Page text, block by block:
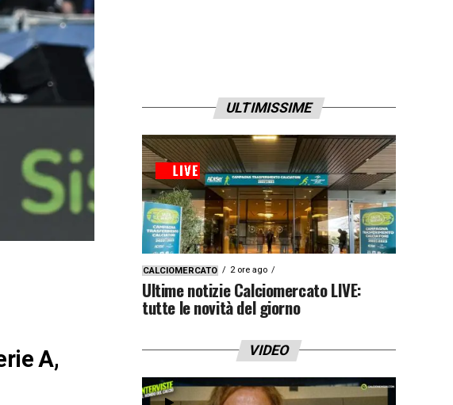
A,
ULTIMISSIME
CALCIOMERCATO 2 ore ago
Ultime notizie Calciomercato LIVE:
tutte le novità del giorno
VIDEO